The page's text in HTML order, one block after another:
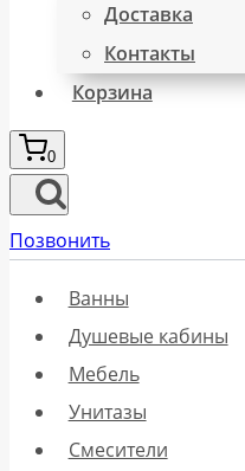
Доставка
Контакты
Корзина
0
Позвонить
Ванны
Душевые кабины
Мебель
Унитазы
Смесители